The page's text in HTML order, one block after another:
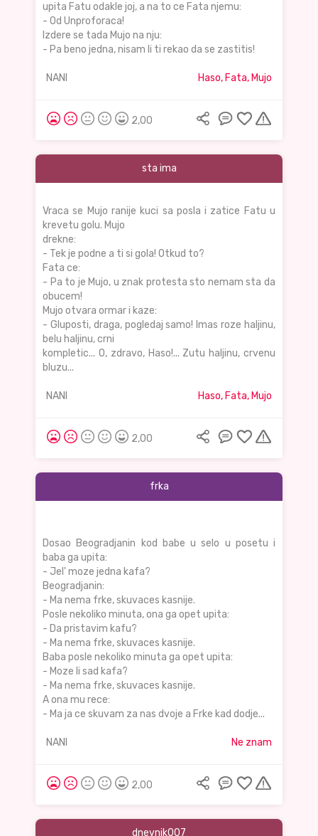
upita Fatu odakle joj, a na to ce Fata njemu:
- Od Unproforaca!
Izdere se tada Mujo na nju:
- Pa beno jedna, nisam li ti rekao da se zastitis!
NANI Haso, Fata, Mujo
2,00
sta ima
Vraca se Mujo ranije kuci sa posla i zatice Fatu u
krevetu golu. Mujo
drekne:
- Tek je podne a ti si gola! Otkud to?
Fata ce:
- Pa to je Mujo, u znak protesta sto nemam sta da
obucem!
Mujo otvara ormar i kaze:
- Gluposti, draga, pogledaj samo! Imas roze haljinu,
belu haljinu, crni
kompletic... O, zdravo, Haso!... Zutu haljinu, crvenu
bluzu...
NANI Haso, Fata, Mujo
2,00
frka
Dosao Beogradjanin kod babe u selo u posetu i
baba ga upita:
- Jel' moze jedna kafa?
Beogradjanin:
- Ma nema frke, skuvaces kasnije.
Posle nekoliko minuta, ona ga opet upita:
- Da pristavim kafu?
- Ma nema frke, skuvaces kasnije.
Baba posle nekoliko minuta ga opet upita:
- Moze li sad kafa?
- Ma nema frke, skuvaces kasnije.
A ona mu rece:
- Ma ja ce skuvam za nas dvoje a Frke kad dodje...
NANI Ne znam
2,00
dnevnik007